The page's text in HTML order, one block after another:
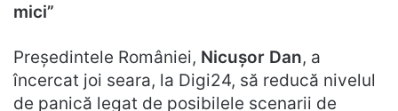
mici”
Președintele României, Nicușor Dan, a
încercat joi seara, la Digi24, să reducă nivelul
de panică legat de posibilele scenarii de